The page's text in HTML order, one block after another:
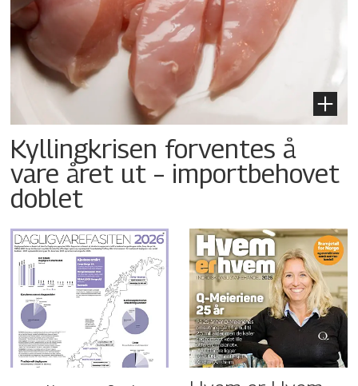
Kyllingkrisen forventes å
vare året ut – importbehovet
doblet